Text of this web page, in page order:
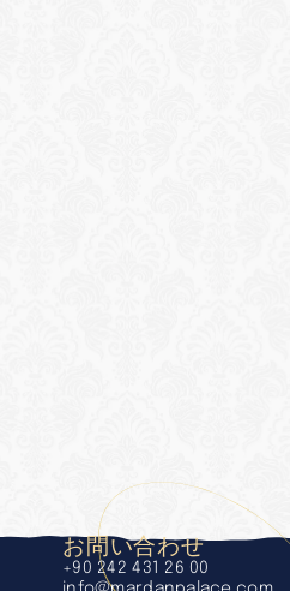
お問い合わせ
+90 242 431 26 00